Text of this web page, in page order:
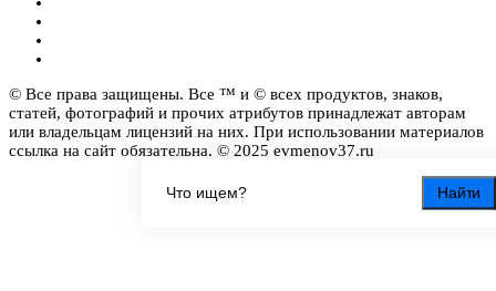
Найти
© Все права защищены. Все ™ и © всех продуктов, знаков,
статей, фотографий и прочих атрибутов принадлежат авторам
или владельцам лицензий на них. При использовании материалов
ссылка на сайт обязательна. © 2025 evmenov37.ru